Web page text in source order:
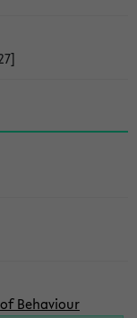
Behaviour